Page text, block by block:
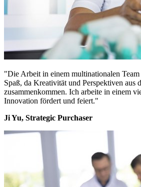
"Die Arbeit in einem multinationalen
Spaß, da Kreativität und Perspektiven aus
zusammenkommen. Ich arbeite in einem
Innovation fördert und feiert."
Ji Yu, Strategic Purchaser